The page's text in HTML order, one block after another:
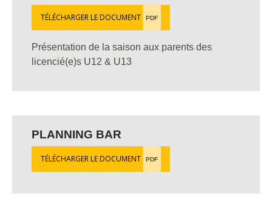
TÉLÉCHARGER LE DOCUMENT PDF
Présentation de la saison aux parents des
licencié(e)s U12 & U13
PLANNING BAR
TÉLÉCHARGER LE DOCUMENT PDF